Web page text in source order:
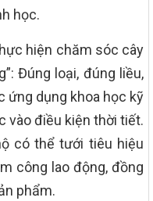
học.
hiện chăm sóc cây
Đúng loại, đúng liều,
ứng dụng khoa học kỹ
vào điều kiện thời tiết.
có thể tưới tiêu hiệu
công lao động, đồng
phẩm.